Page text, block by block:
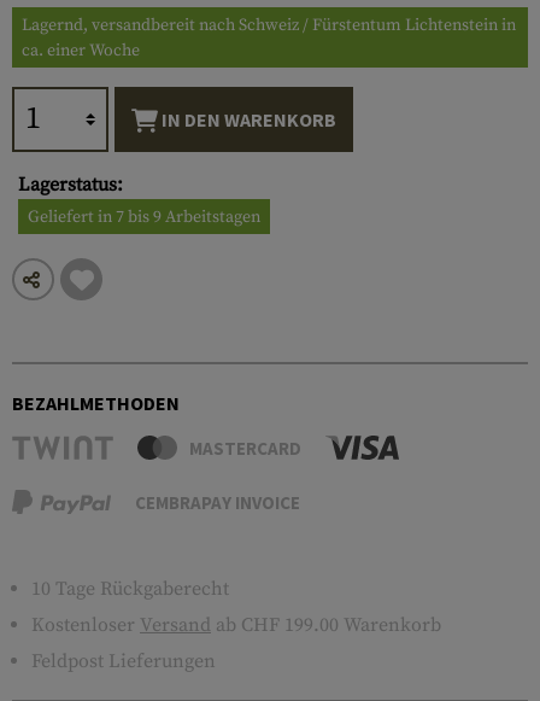
Lagernd, versandbereit nach Schweiz / Fürstentum Lichtenstein in
ca. einer Woche
IN DEN WARENKORB
Lagerstatus:
Geliefert in 7 bis 9 Arbeitstagen
BEZAHLMETHODEN
MASTERCARD
CEMBRAPAY INVOICE
10 Tage Rückgaberecht
Kostenloser Versand ab CHF 199.00 Warenkorb
Feldpost Lieferungen